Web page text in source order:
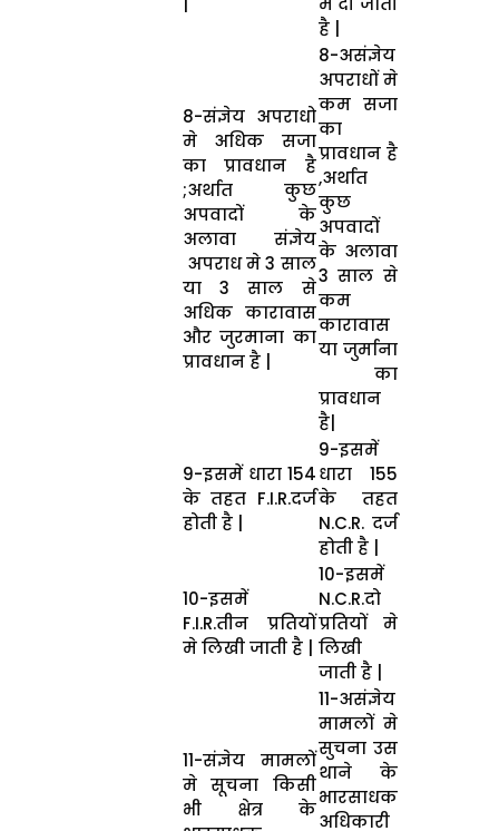
है |
8-संज्ञेय अपराधो
मे अधिक सजा
का प्रावधान है
;अर्थात कुछ
अपवादों के
अलावा संज्ञेय
अपराध मे 3 साल
या 3 साल से
अधिक कारावास
और जुरमाना का
प्रावधान है |
8-असंज्ञेय
अपराधों मे
कम सजा
का
प्रावधान है
,अर्थात
कुछ
अपवादों
के अलावा
3 साल से
कम
कारावास
या जुर्माना
का
प्रावधान
है|
9-इसमें धारा 154
के तहत F.I.R.दर्ज
होती है |
9-इसमें
धारा 155
के तहत
N.C.R. दर्ज
होती है |
10-इसमें
F.I.R.तीन प्रतियों
मे लिखी जाती है |
10-इसमें
N.C.R.दो
प्रतियों मे
लिखी
जाती है |
11-संज्ञेय मामलों
मे सूचना किसी
भी क्षेत्र के
11-असंज्ञेय
मामलों मे
सुचना उस
थाने के
भारसाधक
अधिकारी